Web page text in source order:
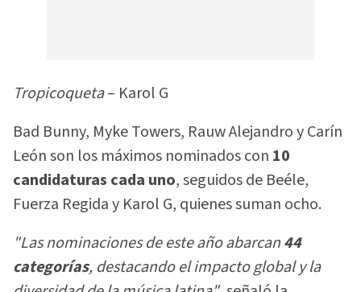
Tropicoqueta– Karol G
Bad Bunny, Myke Towers, Rauw Alejandro y Carín
León son los máximos nominados con 10
candidaturas cada uno, seguidos de Beéle,
Fuerza Regida y Karol G, quienes suman ocho.
"Las nominaciones de este año abarcan44
categorías, destacando el impacto global y la